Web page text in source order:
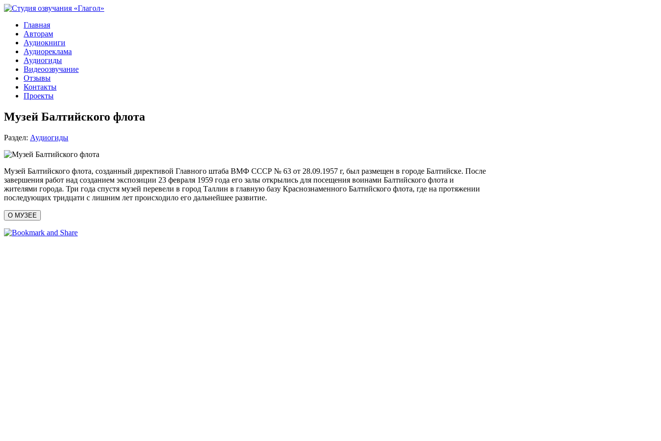
Главная
Авторам
Аудиокниги
Аудиореклама
Аудиогиды
Видеоозвучание
Отзывы
Контакты
Проекты
Музей Балтийского флота
Раздел: Аудиогиды
Музей Балтийского флота, созданный директивой Главного штаба ВМФ СССР № 63 от 28.09.1957 г, был размещен в городе Балтийске. После
завершения работ над созданием экспозиции 23 февраля 1959 года его залы открылись для посещения воинами Балтийского флота и
жителями города. Три года спустя музей перевели в город Таллин в главную базу Краснознаменного Балтийского флота, где на протяжении
последующих тридцати с лишним лет происходило его дальнейшее развитие.